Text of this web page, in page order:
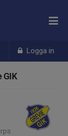
Logga in
GIK